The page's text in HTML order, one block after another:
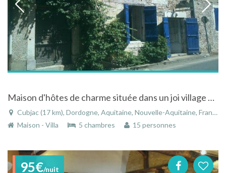
Maison d'hôtes de charme située dans un joi village au bord d'une belle rivière en Dordogne.
Cubjac (17 km), Dordogne, Aquitaine, Nouvelle-Aquitaine, France
Maison - Villa
5 chambres 15 personnes
95€/nuit